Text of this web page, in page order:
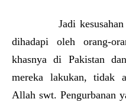
Jadi kesusahan dan
dihadapi oleh orang-
khasnya di Pakistan
mereka lakukan, tidak
Allah swt. Pengurbanan